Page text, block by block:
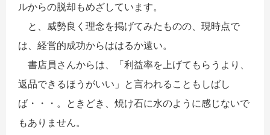
ルからの脱却もめざしています。
と、威勢良く理念を掲げてみたものの、現時点で
は、経営的成功からははるか遠い。
書店員さんからは、「利益率を上げてもらうより、
返品できるほうがいい」と言われることもしばし
ば・・・。ときどき、焼け石に水のように感じないで
もありません。